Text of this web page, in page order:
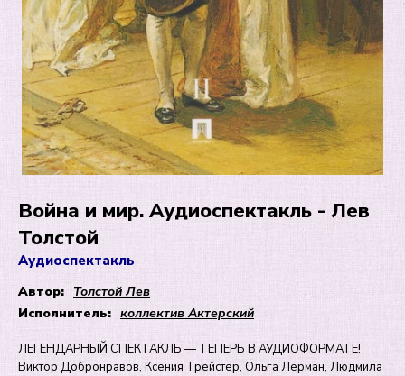
Война и мир. Аудиоспектакль - Лев
Толстой
Аудиоспектакль
Автор: Толстой Лев
Исполнитель: коллектив Актерский
ЛЕГЕНДАРНЫЙ СПЕКТАКЛЬ — ТЕПЕРЬ В АУДИОФОРМАТЕ!
Виктор Добронравов, Ксения Трейстер, Ольга Лерман, Людмила